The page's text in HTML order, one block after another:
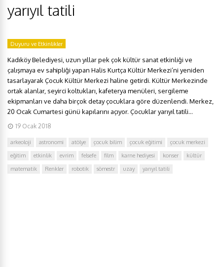
yarıyıl tatili
Duyuru ve Etkinlikler
Kadıköy Belediyesi, uzun yıllar pek çok kültür sanat etkinliği ve
çalışmaya ev sahipliği yapan Halis Kurtça Kültür Merkezi’ni yeniden
tasarlayarak Çocuk Kültür Merkezi haline getirdi. Kültür Merkezinde
ortak alanlar, seyirci koltukları, kafeterya menüleri, sergileme
ekipmanları ve daha birçok detay çocuklara göre düzenlendi. Merkez,
20 Ocak Cumartesi günü kapılarını açıyor. Çocuklar yarıyıl tatili...
19 Ocak 2018
arkeoloji astronomi atölye çocuk bilim çocuk eğitimi
çocuk merkezi
eğitim
etkinlik evrim felsefe film karne hediyesi konser
kültür
matematik
Renkler robotik sömestr uzay yarıyıl tatili